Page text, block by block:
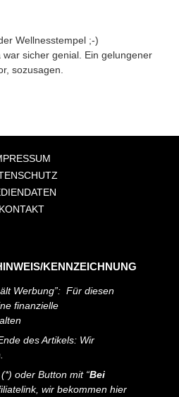
Wellnesstempel ;-)
sicher genial. Ein gelungener
sozusagen.
KONTAKT
KENNZEICHNUNG
Werbung”: Für diesen
finanzielle
des Artikels: Wir
oder Button mit “Bei
wir bekommen hier